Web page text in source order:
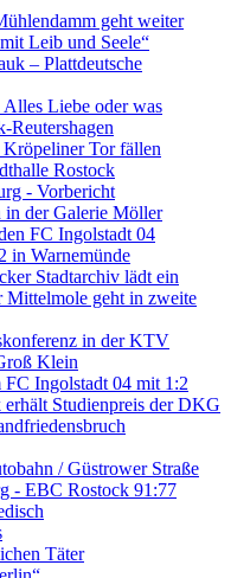
geht weiter
Leib und Seele“
– Plattdeutsche
Liebe oder was
Reutershagen
Tor fällen
Rostock
- Vorbericht
der Galerie Möller
FC Ingolstadt 04
in Warnemünde
Stadtarchiv lädt ein
Mittelmole geht in zweite
in der KTV
Klein
FC Ingolstadt 04 mit 1:2
Studienpreis der DKG
/ Güstrower Straße
- EBC Rostock 91:77
Täter